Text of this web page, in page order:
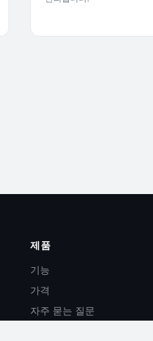
제품
기능
가격
자주 묻는 질문